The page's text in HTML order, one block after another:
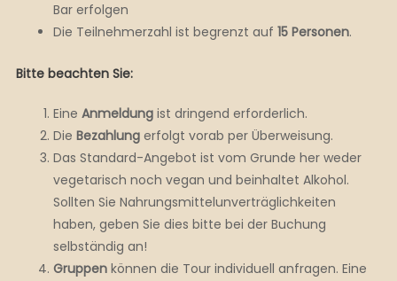
Bar erfolgen
Die Teilnehmerzahl ist begrenzt auf 15 Personen.
Bitte beachten Sie:
Eine Anmeldungist dringend erforderlich.
Die Bezahlungerfolgt vorab per Überweisung.
Das Standard-Angebot ist vom Grunde her weder
vegetarisch noch vegan und beinhaltet Alkohol.
Sollten Sie Nahrungsmittelunverträglichkeiten
haben, geben Sie dies bitte bei der Buchung
selbständig an!
Gruppenkönnen die Tour individuell anfragen. Eine